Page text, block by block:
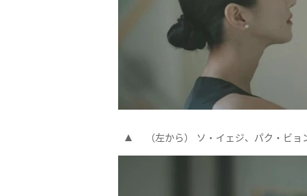
（左から） ソ・イェジ、パク・ビ